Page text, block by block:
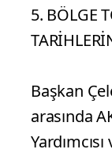
5. BÖLGE
Başkan
arasında